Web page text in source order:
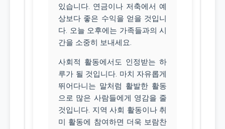
있습니다. 연금이나 저축에서 예
상보다 좋은 수익을 얻을 것입니
다. 오늘 오후에는 가족들과의 시
간을 소중히 보내세요.
사회적 활동에서도 인정받는 하
루가 될 것입니다. 마치 자유롭게
뛰어다니는 말처럼 활발한 활동
으로 많은 사람들에게 영감을 줄
것입니다. 지역 사회 활동이나 취
미 활동에 참여하면 더욱 보람찬